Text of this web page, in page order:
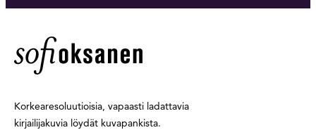
Korkearesoluutioisia, vapaasti ladattavia
kirjailijakuvia löydät kuvapankista.